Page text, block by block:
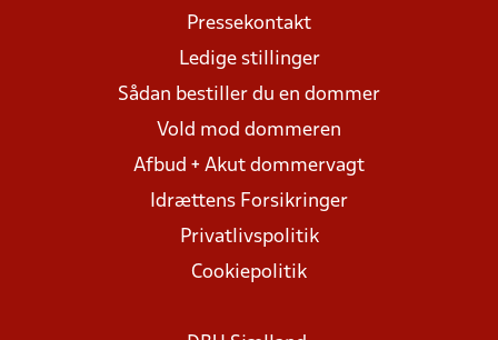
Pressekontakt
Ledige stillinger
Sådan bestiller du en dommer
Vold mod dommeren
Afbud + Akut dommervagt
Idrættens Forsikringer
Privatlivspolitik
Cookiepolitik